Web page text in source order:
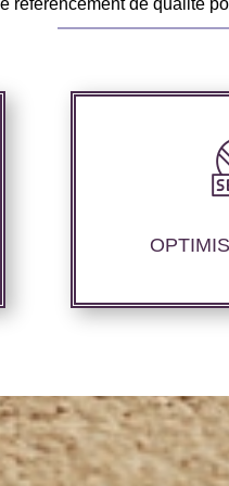
référencement de qualité
Notre agence
d’optimisation
d’ajustement